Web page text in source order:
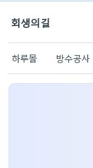
회생의길
하루몰 방수공사